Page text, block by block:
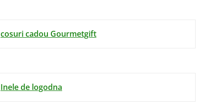
cosuri cadou Gourmetgift
Inele de logodna